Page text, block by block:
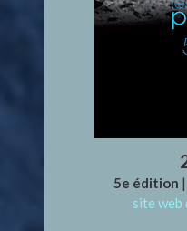
5e édition
site web